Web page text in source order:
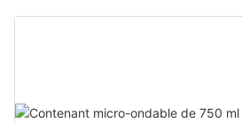
couvercles